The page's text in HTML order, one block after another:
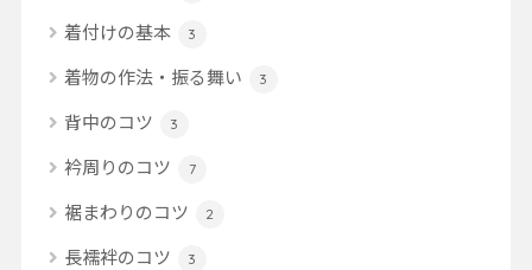
着付けの基本 3
着物の作法・振る舞い 3
背中のコツ 3
衿周りのコツ 7
裾まわりのコツ 2
長襦袢のコツ 3